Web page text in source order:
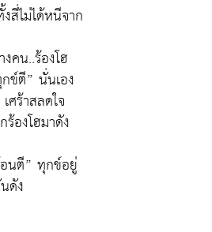
สี่ไม่ได้หนีจาก
คน..ร้องโฮ
ข์ตี” นั่นเอง
ศร้าสลดใจ
องโฮมาดัง
นตี” ทุกข์อยู่
ดัง